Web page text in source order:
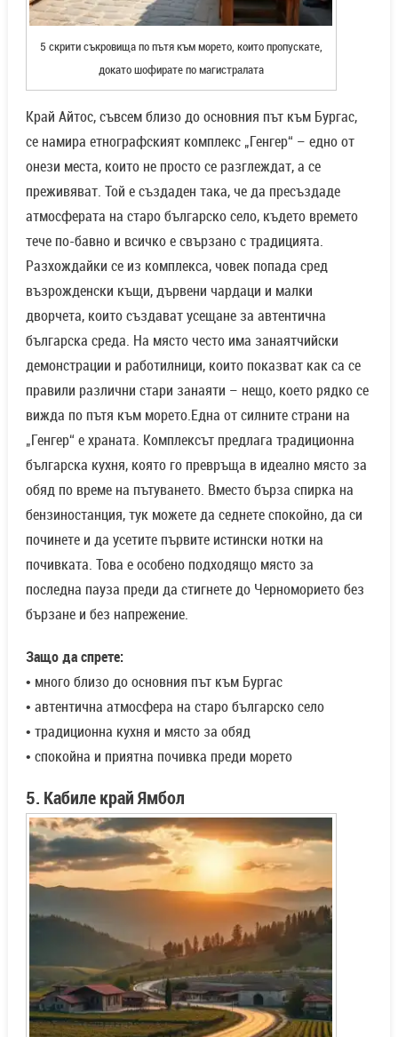
5 скрити съкровища по пътя към морето, които пропускате,
докато шофирате по магистралата
Край Айтос, съвсем близо до основния път към Бургас,
се намира етнографският комплекс „Генгер“ – едно от
онези места, които не просто се разглеждат, а се
преживяват. Той е създаден така, че да пресъздаде
атмосферата на старо българско село, където времето
тече по-бавно и всичко е свързано с традицията.
Разхождайки се из комплекса, човек попада сред
възрожденски къщи, дървени чардаци и малки
дворчета, които създават усещане за автентична
българска среда. На място често има занаятчийски
демонстрации и работилници, които показват как са се
правили различни стари занаяти – нещо, което рядко се
вижда по пътя към морето.Една от силните страни на
„Генгер“ е храната. Комплексът предлага традиционна
българска кухня, която го превръща в идеално място за
обяд по време на пътуването. Вместо бърза спирка на
бензиностанция, тук можете да седнете спокойно, да си
починете и да усетите първите истински нотки на
почивката. Това е особено подходящо място за
последна пауза преди да стигнете до Черноморието без
бързане и без напрежение.
Защо да спрете:
• много близо до основния път към Бургас
• автентична атмосфера на старо българско село
• традиционна кухня и място за обяд
• спокойна и приятна почивка преди морето
5. Кабиле край Ямбол